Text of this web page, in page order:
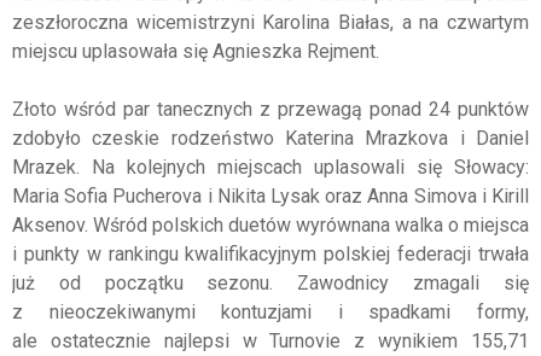
zeszłoroczna wicemistrzyni Karolina Białas, a na czwartym
miejscu uplasowała się Agnieszka Rejment.
Złoto wśród par tanecznych z przewagą ponad 24 punktów
zdobyło czeskie rodzeństwo Katerina Mrazkova i Daniel
Mrazek. Na kolejnych miejscach uplasowali się Słowacy:
Maria Sofia Pucherova i Nikita Lysak oraz Anna Simova i Kirill
Aksenov. Wśród polskich duetów wyrównana walka o miejsca
i punkty w rankingu kwalifikacyjnym polskiej federacji trwała
już od początku sezonu. Zawodnicy zmagali się
z nieoczekiwanymi kontuzjami i spadkami formy,
ale ostatecznie najlepsi w Turnovie z wynikiem 155,71